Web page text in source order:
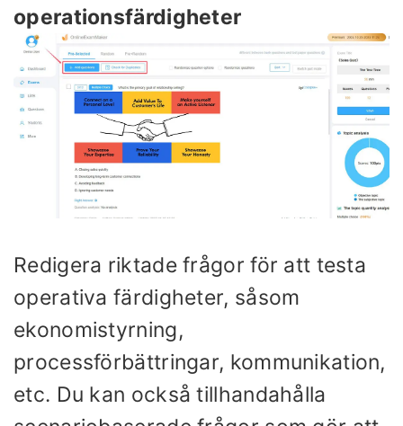
operationsfärdigheter
Redigera riktade frågor för att testa
operativa färdigheter, såsom
ekonomistyrning,
processförbättringar, kommunikation,
etc. Du kan också tillhandahålla